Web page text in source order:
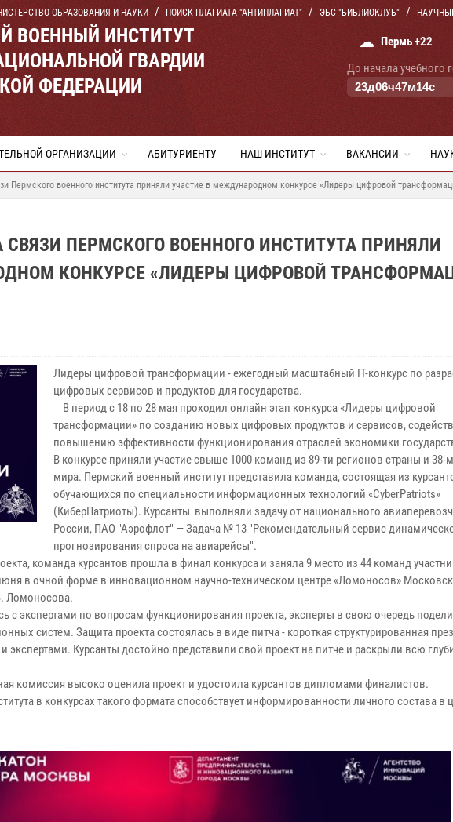
ОБРАЗОВАНИЯ И НАУКИ ПОИСК ПЛАГИАТА "АНТИПЛАГИАТ" ЭБС "БИБЛИОКЛУБ"
ВОЕННЫЙ ИНСТИТУТ
ГВАРДИИ
ФЕДЕРАЦИИ
☁ Пермь +22
До начала учебного
23д06ч47м13с
ОРГАНИЗАЦИИ АБИТУРИЕНТУ НАШ ИНСТИТУТ ВАКАНСИИ
Пермского военного института приняли участие в международном конкурсе «Лидеры цифровой
ПЕРМСКОГО ВОЕННОГО ИНСТИТУТА ПРИНЯЛИ
КОНКУРСЕ «ЛИДЕРЫ ЦИФРОВОЙ
Лидеры цифровой трансформации - ежегодный масштабный IT-конкурс по
цифровых сервисов и продуктов для государства.
В период с 18 по 28 мая проходил онлайн этап конкурса «Лидеры цифровой
трансформации» по созданию новых цифровых продуктов и сервисов,
повышению эффективности функционирования отраслей экономики
В конкурсе приняли участие свыше 1000 команд из 89-ти регионов страны и 38-
мира. Пермский военный институт представила команда, состоящая из
обучающихся по специальности информационных технологий «CyberPatriots»
(КиберПатриоты). Курсанты выполняли задачу от национального
России, ПАО "Аэрофлот" — Задача № 13 "Рекомендательный сервис
прогнозирования спроса на авиарейсы".
команда курсантов прошла в финал конкурса и заняла 9 место из 44 команд
в очной форме в инновационном научно-техническом центре «Ломоносов»
Ломоносова.
с экспертами по вопросам функционирования проекта, эксперты в свою очередь
систем. Защита проекта состоялась в виде питча - короткая структурированная
экспертами. Курсанты достойно представили свой проект на питче и раскрыли всю
комиссия высоко оценила проект и удостоила курсантов дипломами финалистов.
в конкурсах такого формата способствует информированности личного состава в